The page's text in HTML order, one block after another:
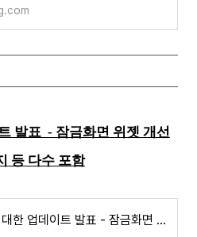
발표 - 잠금화면 위젯 개선
등 다수 포함
iOS 16 에 대한 업데이트 발표 - 잠금화면 위젯 개선된 알람 및 개선된 메시지 등 다수 포함